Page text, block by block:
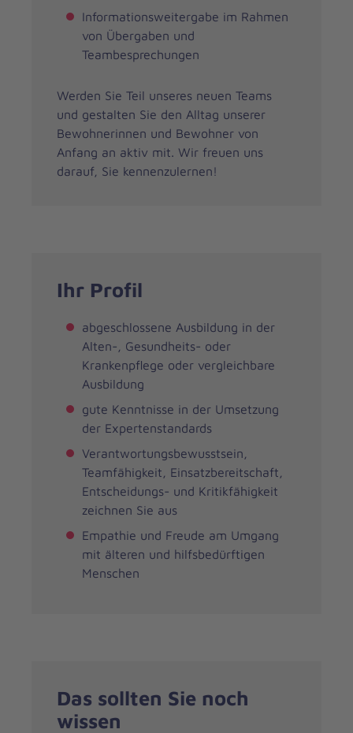
Informationsweitergabe im Rahmen
von Übergaben und
Teambesprechungen
Werden Sie Teil unseres neuen Teams
und gestalten Sie den Alltag unserer
Bewohnerinnen und Bewohner von
Anfang an aktiv mit. Wir freuen uns
darauf, Sie kennenzulernen!
Ihr Profil
abgeschlossene Ausbildung in der
Alten-, Gesundheits- oder
Krankenpflege oder vergleichbare
Ausbildung
gute Kenntnisse in der Umsetzung
der Expertenstandards
Verantwortungsbewusstsein,
Teamfähigkeit, Einsatzbereitschaft,
Entscheidungs- und Kritikfähigkeit
zeichnen Sie aus
Empathie und Freude am Umgang
mit älteren und hilfsbedürftigen
Menschen
Das sollten Sie noch
wissen